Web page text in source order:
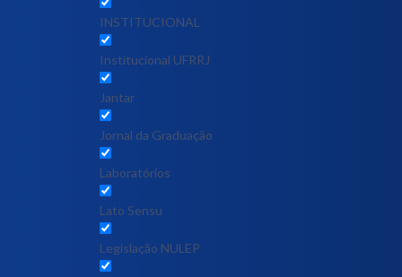
INSTITUCIONAL
Institucional UFRRJ
Jantar
Jornal da Graduação
Laboratórios
Lato Sensu
Legislação NULEP